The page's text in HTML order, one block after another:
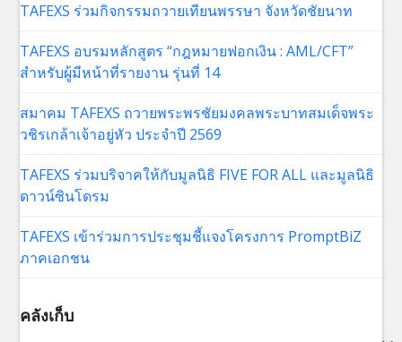
TAFEXS ร่วมกิจกรรมถวายเทียนพรรษา จังหวัดชัยนาท
TAFEXS อบรมหลักสูตร “กฎหมายฟอกเงิน : AML/CFT”
สำหรับผู้มีหน้าที่รายงาน รุ่นที่ 14
สมาคม TAFEXS ถวายพระพรชัยมงคลพระบาทสมเด็จพระ
วชิรเกล้าเจ้าอยู่หัว ประจำปี 2569
TAFEXS ร่วมบริจาคให้กับมูลนิธิ FIVE FOR ALL และมูลนิธิ
ดาวน์ซินโดรม
TAFEXS เข้าร่วมการประชุมชี้แจงโครงการ PromptBiZ
ภาคเอกชน
คลังเก็บ